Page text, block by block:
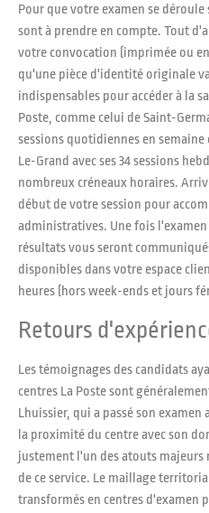
Pour que votre examen se
sont à prendre en compte. Tout
votre convocation (imprimée ou
qu'une pièce d'identité originale
indispensables pour accéder à la
Poste, comme celui de Saint-
sessions quotidiennes en
Le-Grand avec ses 34 sessions
nombreux créneaux horaires.
début de votre session pour
administratives. Une fois
résultats vous seront
disponibles dans votre espace
heures (hors week-ends et jours
Retours
Les témoignages des candidats
centres La Poste sont
Lhuissier, qui a passé son examen
la proximité du centre avec son
justement l'un des atouts
de ce service. Le maillage
transformés en centres d'examen